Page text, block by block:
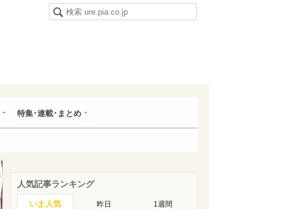
特集･連載･まとめ
人気記事ランキング
いま人気 昨日 1週間